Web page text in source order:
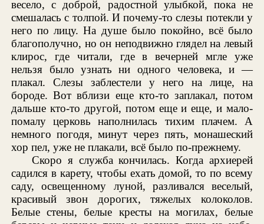
весело, с доброй, радостной улыбкой, пока не
смешалась с толпой. И почему-то слезы потекли у
него по лицу. На душе было покойно, всё было
благополучно, но он неподвижно глядел на левый
клирос, где читали, где в вечерней мгле уже
нельзя было узнать ни одного человека, и —
плакал. Слезы заблестели у него на лице, на
бороде. Вот вблизи еще кто-то заплакал, потом
дальше кто-то другой, потом еще и еще, и мало-
помалу церковь наполнилась тихим плачем. А
немного погодя, минут через пять, монашеский
хор пел, уже не плакали, всё было по-прежнему.
Скоро я служба кончилась. Когда архиерей
садился в карету, чтобы ехать домой, то по всему
саду, освещенному луной, разливался веселый,
красивый звон дорогих, тяжелых колоколов.
Белые стены, белые кресты на могилах, белые